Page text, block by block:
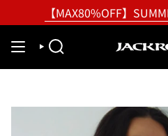
【MAX80%OFF】
SEARCH